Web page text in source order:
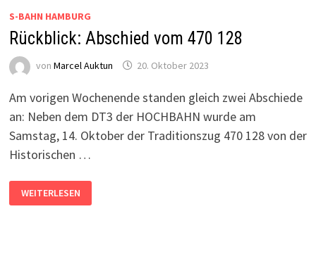
S-BAHN HAMBURG
Rückblick: Abschied vom 470 128
von Marcel Auktun 20. Oktober 2023
Am vorigen Wochenende standen gleich zwei Abschiede
an: Neben dem DT3 der HOCHBAHN wurde am
Samstag, 14. Oktober der Traditionszug 470 128 von der
Historischen …
ABSCHIED
VOM
WEITERLESEN